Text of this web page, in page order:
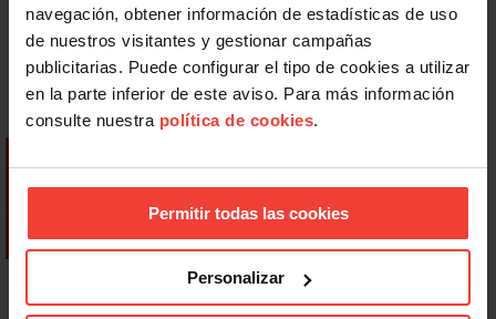
navegación, obtener información de estadísticas de uso
de nuestros visitantes y gestionar campañas
publicitarias. Puede configurar el tipo de cookies a utilizar
en la parte inferior de este aviso. Para más información
consulte nuestra política de cookies.
Permitir todas las cookies
Personalizar